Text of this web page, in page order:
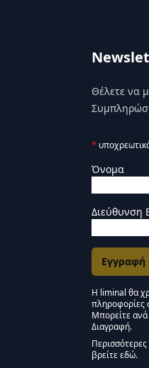
Θέλετε να
*
Όνομα
Διεύθυνση
Η liminal θα
πληροφορίες
Μπορείτε ανά
Διαγραφή.
βρείτε εδώ.